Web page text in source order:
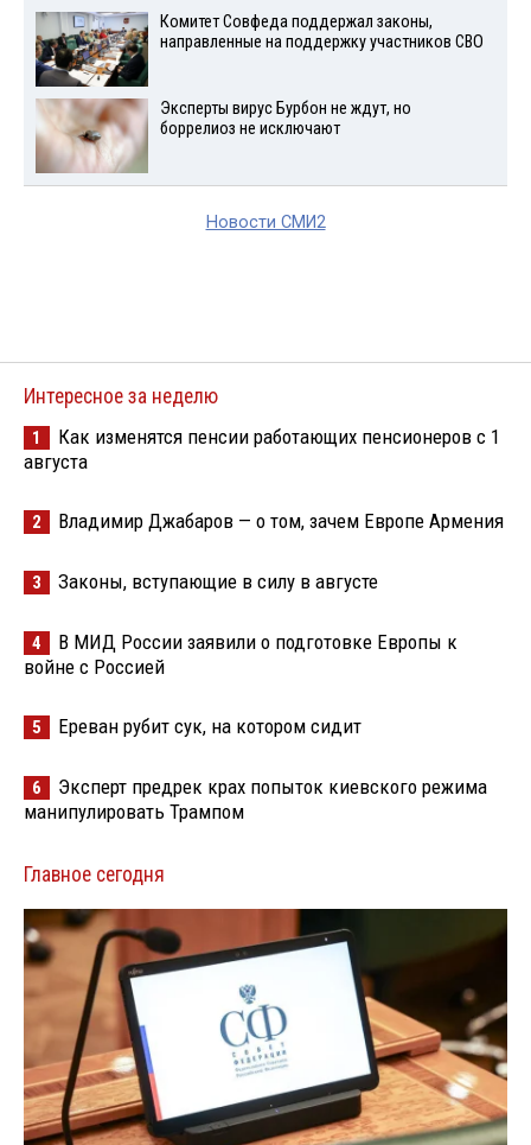
Комитет Совфеда поддержал законы,
направленные на поддержку участников СВО
Эксперты вирус Бурбон не ждут, но
боррелиоз не исключают
Новости СМИ2
Интересное за неделю
1
Как изменятся пенсии работающих пенсионеров с 1
августа
2 Владимир Джабаров — о том, зачем Европе Армения
3 Законы, вступающие в силу в августе
4
В МИД России заявили о подготовке Европы к
войне с Россией
5 Ереван рубит сук, на котором сидит
6
Эксперт предрек крах попыток киевского режима
манипулировать Трампом
Главное сегодня